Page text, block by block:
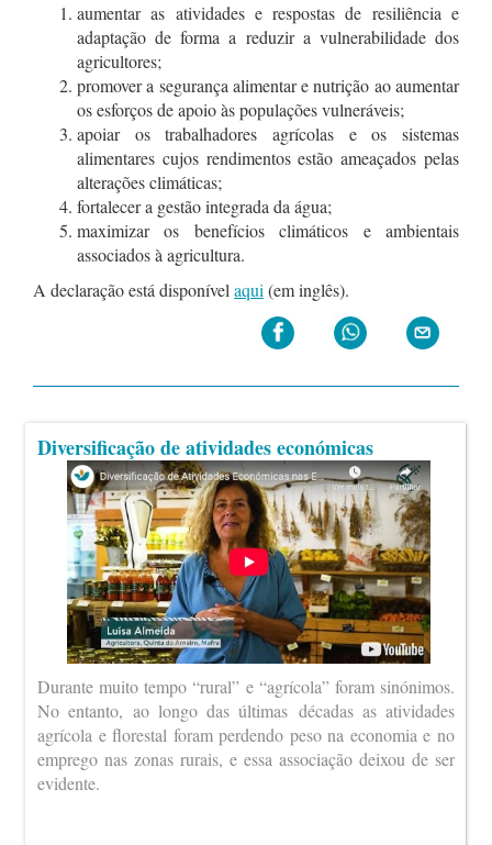
aumentar as atividades e respostas de resiliência e
adaptação de forma a reduzir a vulnerabilidade dos
agricultores;
promover a segurança alimentar e nutrição ao aumentar
os esforços de apoio às populações vulneráveis;
apoiar os trabalhadores agrícolas e os sistemas
alimentares cujos rendimentos estão ameaçados pelas
alterações climáticas;
fortalecer a gestão integrada da água;
maximizar os benefícios climáticos e ambientais
associados à agricultura.
A declaração está disponível aqui (em inglês).
Diversificação de atividades económicas
Durante muito tempo “rural” e “agrícola” foram sinónimos.
No entanto, ao longo das últimas décadas as atividades
agrícola e florestal foram perdendo peso na economia e no
emprego nas zonas rurais, e essa associação deixou de ser
evidente.